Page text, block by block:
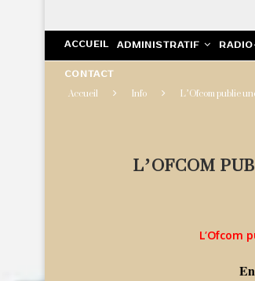
ACCUEIL ADMINISTRATIF
CONTACT
Accueil Info L’Ofcom publie
L’OFCOM
L’Ofcom